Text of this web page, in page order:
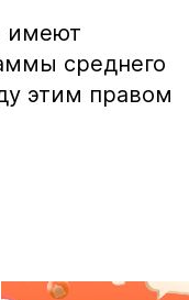
имеют
среднего
этим правом